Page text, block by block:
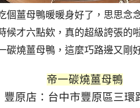
個薑母鴨暖暖身好了，思思念
候才六點欸，真的超級誇張的
碳燒薑母鴨，這麼巧路邊又剛
帝一碳燒薑母鴨
豐原區三環路